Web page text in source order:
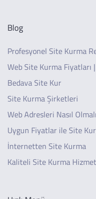
Blog
Profesyonel Site Kurma
Web Site Kurma
Bedava Site Kur
Site Kurma Şirketleri
Web Adresleri Nasıl
Uygun Fiyatlar ile Site
İnternetten Site Kurma
Kaliteli Site Kurma